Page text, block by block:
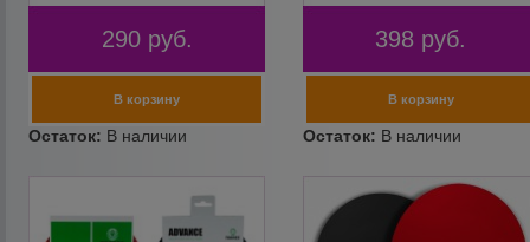
290 руб. 398 руб.